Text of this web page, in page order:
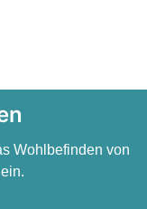
Wohlbefinden von